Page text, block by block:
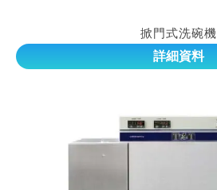
掀門式洗碗機
詳細資料